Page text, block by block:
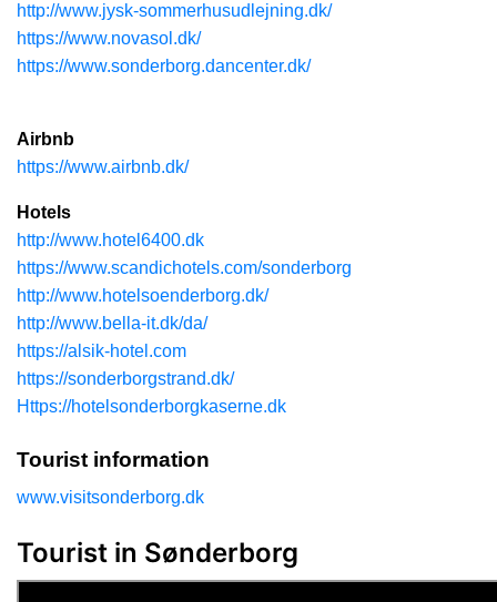
http://www.jysk-sommerhusudlejning.dk/
https://www.novasol.dk/
https://www.sonderborg.dancenter.dk/
Airbnb
https://www.airbnb.dk/
Hotels
http://www.hotel6400.dk
https://www.scandichotels.com/sonderborg
http://www.hotelsoenderborg.dk/
http://www.bella-it.dk/da/
https://alsik-hotel.com
https://sonderborgstrand.dk/
Https://hotelsonderborgkaserne.dk
Tourist information
www.visitsonderborg.dk
Tourist in Sønderborg